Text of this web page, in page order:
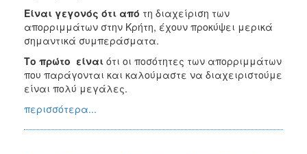
Είναι γεγονός ότι από τη διαχείριση των
απορριμμάτων στην Κρήτη, έχουν προκύψει μερικά
σημαντικά συμπεράσματα.
Το πρώτο είναι ότι οι ποσότητες των απορριμμάτων
που παράγονται και καλούμαστε να διαχειριστούμε
είναι πολύ μεγάλες.
περισσότερα...